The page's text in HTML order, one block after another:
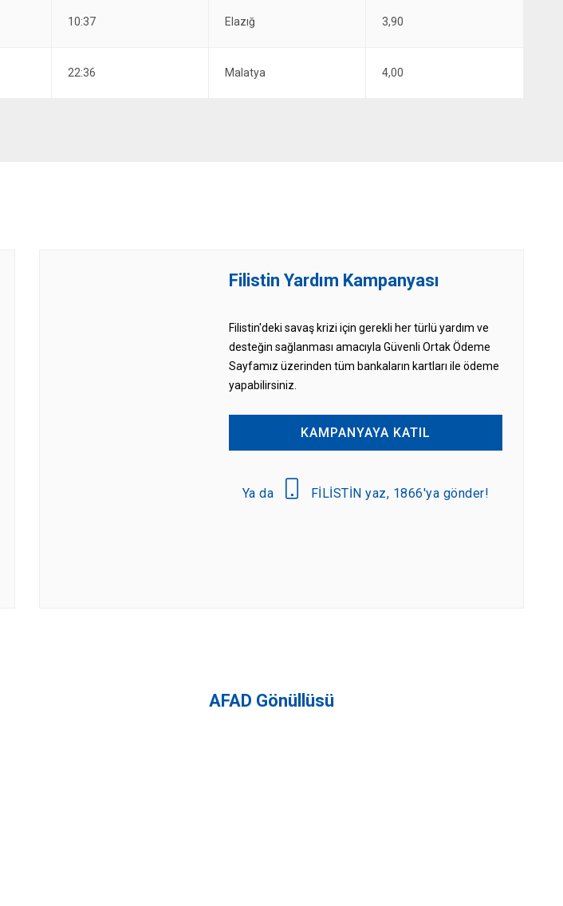
10:37 Elazığ 3,90
22:36 Malatya 4,00
Filistin Yardım Kampanyası
Filistin'deki savaş krizi için gerekli her türlü yardım ve
desteğin sağlanması amacıyla Güvenli Ortak Ödeme
Sayfamız üzerinden tüm bankaların kartları ile ödeme
yapabilirsiniz.
KAMPANYAYA KATIL
Ya da FİLİSTİN yaz, 1866'ya gönder!
AFAD Gönüllüsü